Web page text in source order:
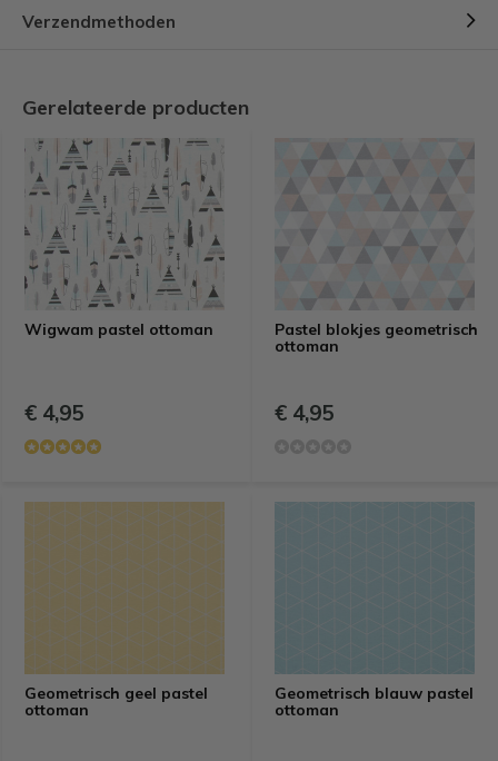
Verzendmethoden
Gerelateerde producten
Wigwam pastel ottoman
€ 4,95
Pastel blokjes geometrisch
ottoman
€ 4,95
Geometrisch geel pastel
ottoman
Geometrisch blauw pastel
ottoman